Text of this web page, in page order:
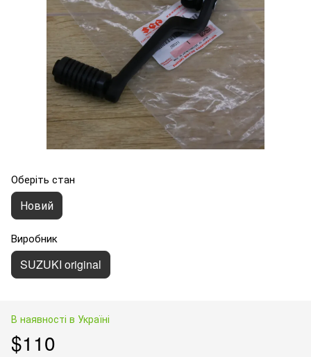
Оберіть стан
Новий
Виробник
SUZUKI original
В наявності в Україні
$110